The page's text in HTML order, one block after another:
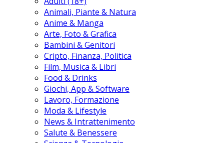
Animali, Piante & Natura
Anime & Manga
Arte, Foto & Grafica
Bambini & Genitori
Cripto, Finanza, Politica
Film, Musica & Libri
Food & Drinks
Giochi, App & Software
Lavoro, Formazione
Moda & Lifestyle
News & Intrattenimento
Salute & Benessere